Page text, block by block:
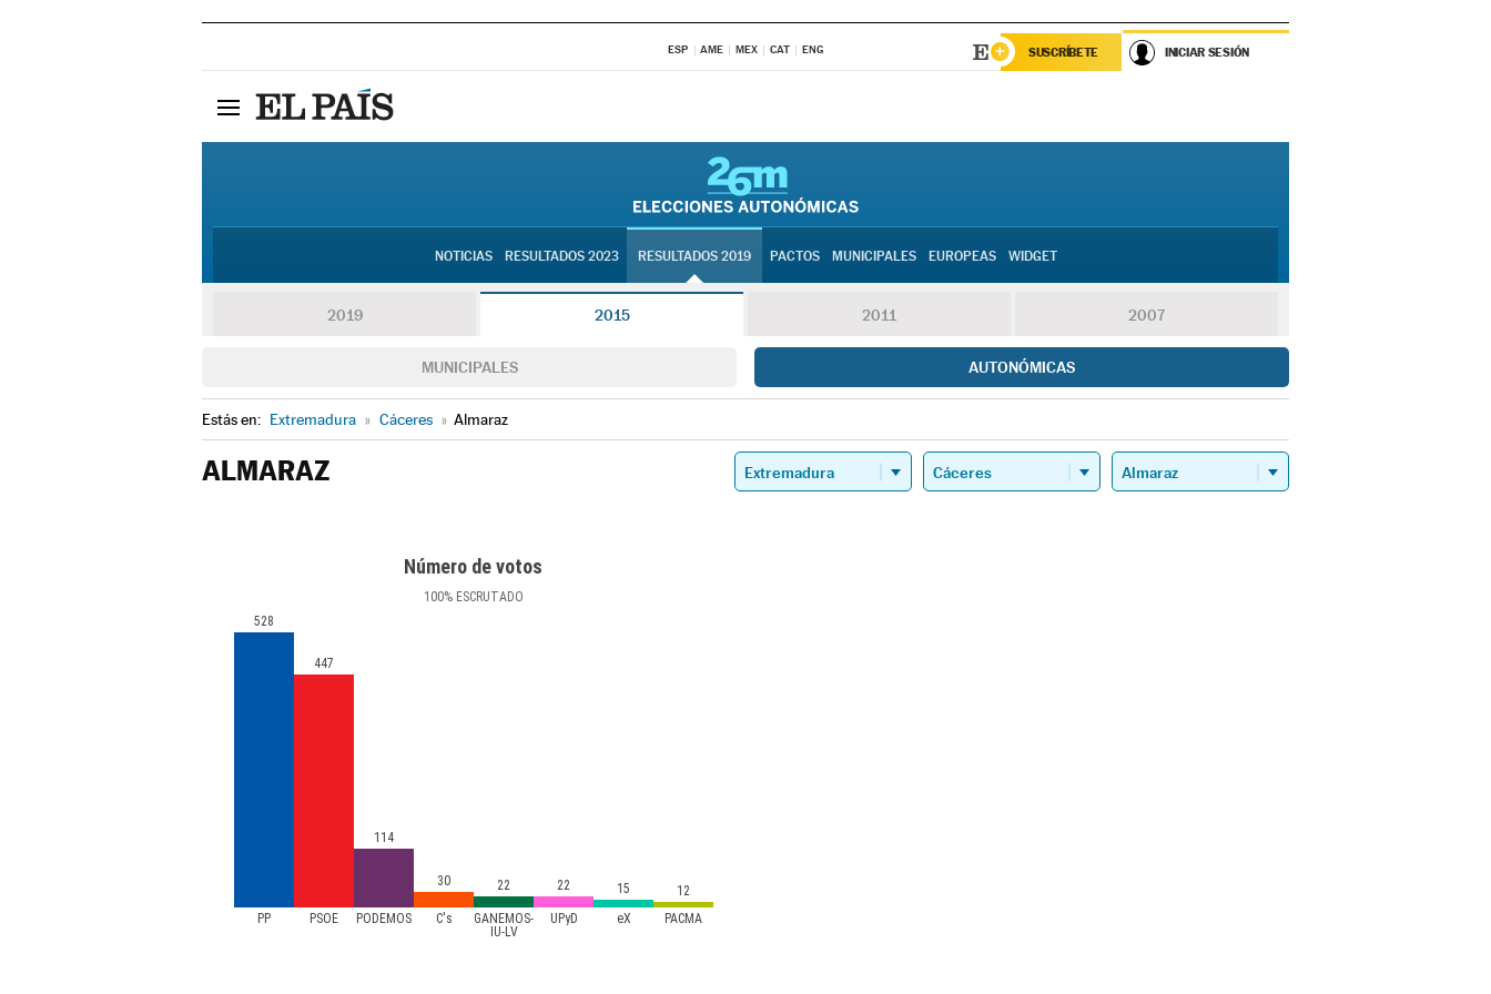
ESP AME MEX CAT ENG SUSCRÍBETE INICIAR SESIÓN
NOTICIAS RESULTADOS 2023 RESULTADOS 2019 PACTOS MUNICIPALES EUROPEAS WIDGET
2019 2015 2011 2007
MUNICIPALES AUTONÓMICAS
Estás en: Extremadura » Cáceres » Almaraz
ALMARAZ
Número de votos
100%ESCRUTADO
PP PSOE PODEMOS C's
GANEMOS-
IU-LV
UPyD eX PACMA
528
447
114
30 22 22 15 12